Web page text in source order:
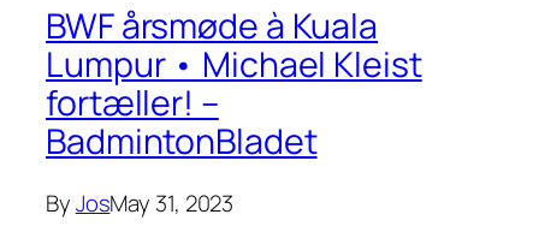
BWF årsmøde à Kuala
Lumpur • Michael Kleist
fortæller! –
BadmintonBladet
ByJosMay 31, 2023